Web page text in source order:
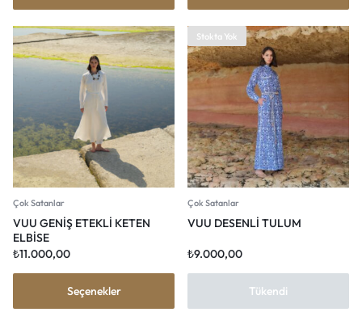
Çok Satanlar
VUU GENİŞ ETEKLİ KETEN
ELBİSE
₺11.000,00
Seçenekler
Stokta Yok
Çok Satanlar
VUU DESENLİ TULUM
₺9.000,00
Tükendi